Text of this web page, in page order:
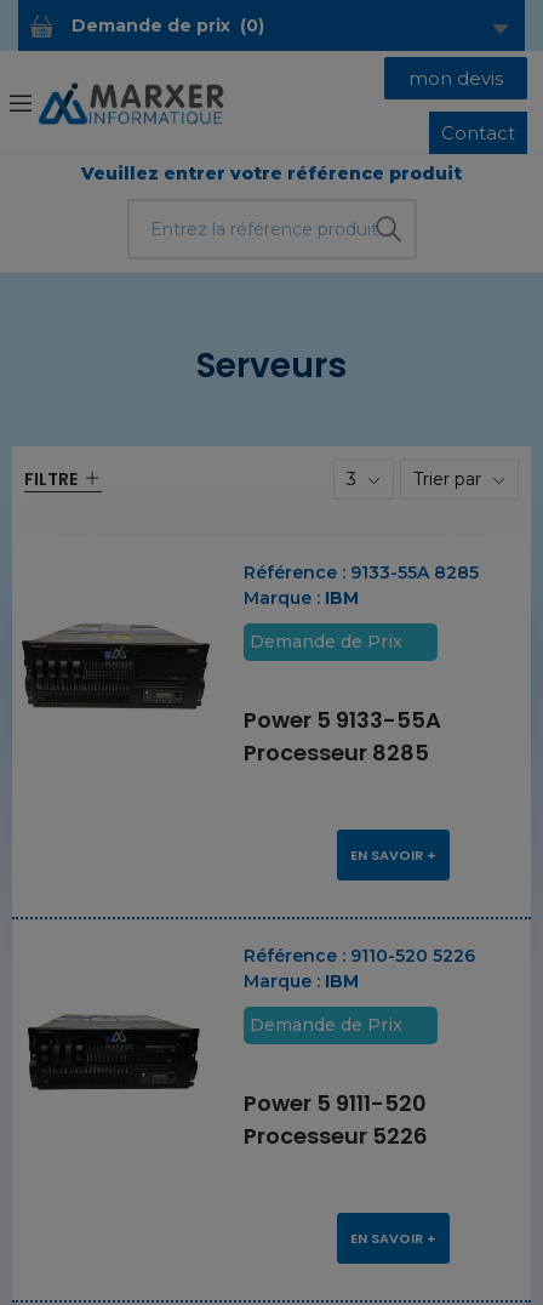
Demande de prix (0)
mon devis
Contact
Veuillez entrer votre référence produit
Serveurs
FILTRE 3 Trier par
Référence : 9133-55A 8285
Marque : IBM
Demande de Prix
Power 5 9133-55A
Processeur 8285
EN SAVOIR +
Référence : 9110-520 5226
Marque : IBM
Demande de Prix
Power 5 9111-520
Processeur 5226
EN SAVOIR +